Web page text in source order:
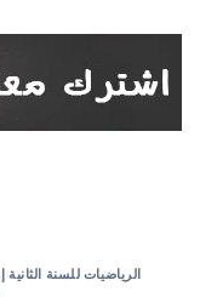
الرياضيات للسنة